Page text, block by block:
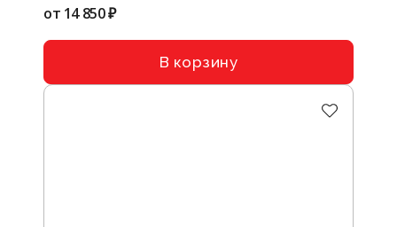
от 14 850 ₽
В корзину